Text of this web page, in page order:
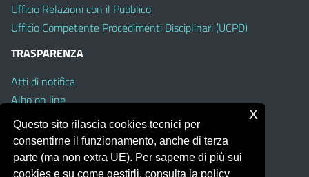
Ufficio Relazioni con il Pubblico
Ufficio Competente Procedimenti Disciplinari (UCPD)
TRASPARENZA
Atti di notifica
Albo on line
Amministrazione Trasparente
Obiettivi di Accessibilità
Whistleblowing
Questo sito rilascia cookies tecnici per
consentirne il funzionamento, anche di terza
parte (ma non extra UE). Per saperne di più sui
cookies e su come gestirli, consulta la policy
x